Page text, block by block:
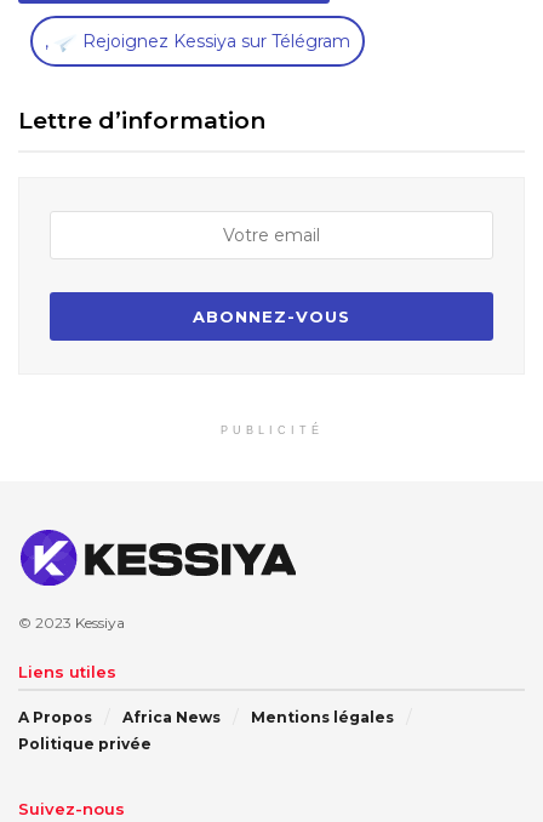
, Rejoignez Kessiya sur Télégram
Lettre d’information
PUBLICITÉ
© 2023 Kessiya
Liens utiles
A Propos Africa News
Mentions légales
Politique privée
Suivez-nous